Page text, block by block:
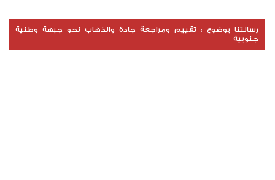
رسالتنا بوضوح : تقييم ومراجعة جادة والذهاب نحو جبهة وطنية
جنوبية